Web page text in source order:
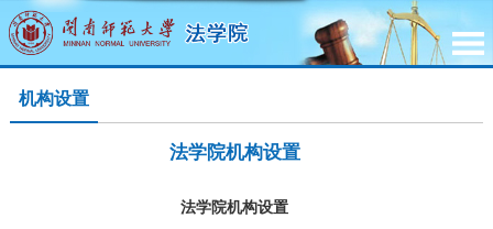
机构设置
法学院机构设置
法学院机构设置